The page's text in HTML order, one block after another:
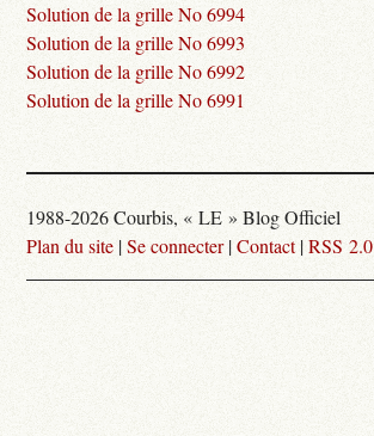
Solution de la grille No 6994
Solution de la grille No 6993
Solution de la grille No 6992
Solution de la grille No 6991
1988-2026 Courbis, « LE » Blog Officiel
Plan du site |Se connecter|Contact|RSS 2.0